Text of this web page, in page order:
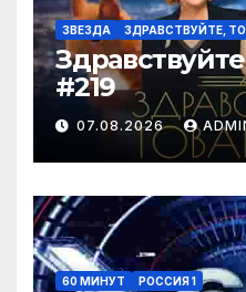
ЗВЕЗДА ЗДРАВСТВУЙТЕ,
#219
07.08.2026
60 МИНУТ РОССИЯ 1